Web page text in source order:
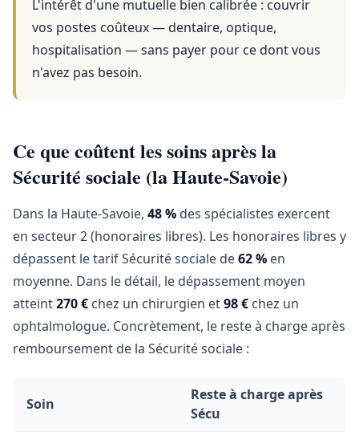
L'intérêt d'une mutuelle bien calibrée : couvrir
vos postes coûteux — dentaire, optique,
hospitalisation — sans payer pour ce dont vous
n'avez pas besoin.
Ce que coûtent les soins après la
Sécurité sociale (la Haute-Savoie)
Dans la Haute-Savoie, 48 % des spécialistes exercent
en secteur 2 (honoraires libres). Les honoraires libres y
dépassent le tarif Sécurité sociale de62 % en
moyenne. Dans le détail, le dépassement moyen
atteint270 € chez un chirurgien et98 € chez un
ophtalmologue. Concrètement, le reste à charge après
remboursement de la Sécurité sociale :
Soin
Reste à charge après
Sécu